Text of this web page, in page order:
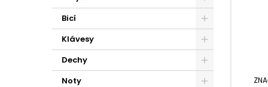
Bicí
Klávesy
Dechy
Noty